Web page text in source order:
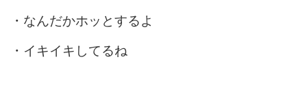
・なんだかホッとするよ
・イキイキしてるね